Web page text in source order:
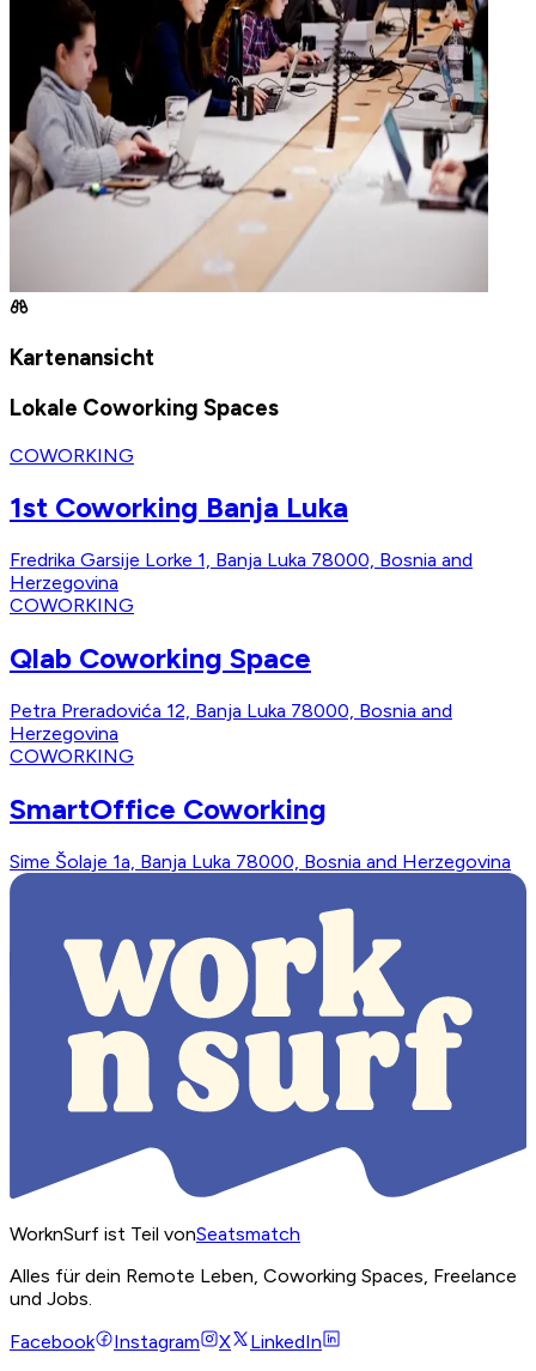
Kartenansicht
Lokale Coworking Spaces
COWORKING
1st Coworking Banja Luka
Fredrika Garsije Lorke 1, Banja Luka 78000, Bosnia and
Herzegovina
COWORKING
Qlab Coworking Space
Petra Preradovića 12, Banja Luka 78000, Bosnia and
Herzegovina
COWORKING
SmartOffice Coworking
Sime Šolaje 1a, Banja Luka 78000, Bosnia and Herzegovina
WorknSurf ist Teil vonSeatsmatch
Alles für dein Remote Leben, Coworking Spaces, Freelance
und Jobs.
Facebook
Instagram X LinkedIn